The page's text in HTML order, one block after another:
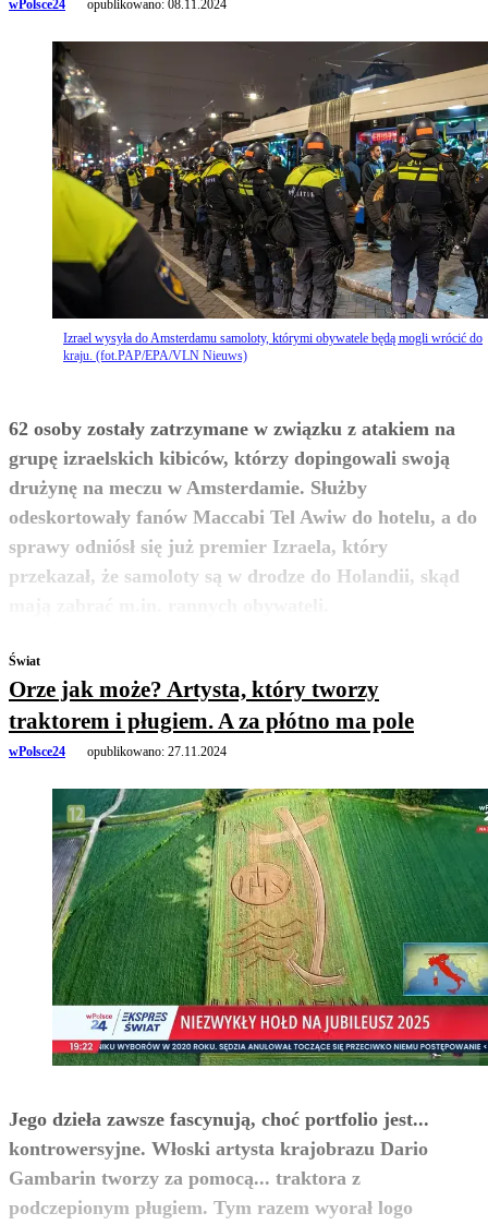
wPolsce24 opublikowano: 08.11.2024
Izrael wysyła do Amsterdamu samoloty, którymi obywatele będą mogli wrócić do
kraju. (fot.PAP/EPA/VLN Nieuws)
62 osoby zostały zatrzymane w związku z atakiem na
grupę izraelskich kibiców, którzy dopingowali swoją
drużynę na meczu w Amsterdamie. Służby
odeskortowały fanów Maccabi Tel Awiw do hotelu, a do
sprawy odniósł się już premier Izraela, który
przekazał, że samoloty są w drodze do Holandii, skąd
zobacz więcej
Świat
Orze jak może? Artysta, który tworzy
traktorem i pługiem. A za płótno ma pole
wPolsce24 opublikowano: 27.11.2024
Jego dzieła zawsze fascynują, choć portfolio jest...
kontrowersyjne. Włoski artysta krajobrazu Dario
Gambarin tworzy za pomocą... traktora z
podczepionym pługiem. Tym razem wyorał logo